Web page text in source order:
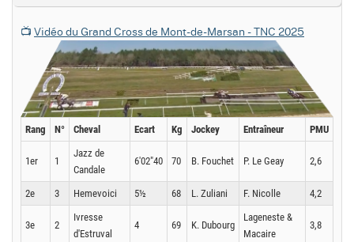
📺 Vidéo du Grand Cross de Mont-de-Marsan - TNC 2025
Rang N° Cheval Ecart Kg Jockey Entraîneur PMU
1er 1
Jazz de
Candale
6'02"40 70 B. Fouchet P. Le Geay 2,6
2e 3 Hemevoici 5½ 68 L. Zuliani F. Nicolle 4,2
3e 2
Ivresse
d'Estruval
4 69 K. Dubourg
Lageneste &
Macaire
3,8